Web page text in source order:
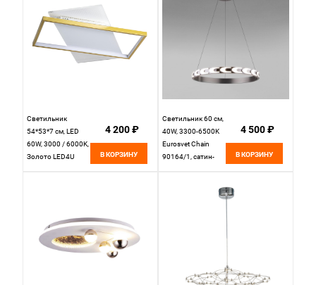
Светильник
54*53*7 см, LED
60W, 3000 / 6000K,
Золото LED4U
4 200 ₽
В КОРЗИНУ
Светильник 60 см,
40W, 3300-6500K
Eurosvet Chain
90164/1, сатин-
4 500 ₽
В КОРЗИНУ